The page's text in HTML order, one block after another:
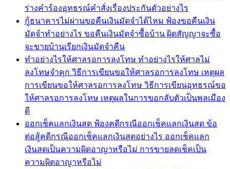
ร่างคำร้องอุทธรณ์คำสั่งเรื่องประกันตัวอย่างไร
กู้ธนาคารไม่ผ่านขอคืนเงินมัดจำได้ไหม ฟ้องขอคืนเงิน
มัดจำทำอย่างไร ขอคืนเงินมัดจำซื้อบ้าน ผิดสัญญาจะซื้อ
จะขายบ้านเรียกเงินมัดจำคืน
ทำอย่างไรให้ศาลรอการลงโทษ ทำอย่างไรให้ศาลไม่
ลงโทษจำคุก วิธีการเขียนขอให้ศาลรอการลงโทษ เหตุผล
การเขียนขอให้ศาลรอการลงโทษ วิธีการเขียนอุทธรณ์ขอ
ให้ศาลรอการลงโทษ เหตุผลในการขอกลับตัวเป็นพลเมือง
ดี
ออกเช็คแลกเงินสด ฟ้องคดีกรณีออกเช็คแลกเงินสด ข้อ
ต่อสู้คดีกรณีออกเช็คแลกเงินสดอย่างไร ออกเช็คแลก
เงินสดเป็นความผิดอาญาหรือไม่ การขายลดเช็คเป็น
ความผิดอาญาหรือไม่